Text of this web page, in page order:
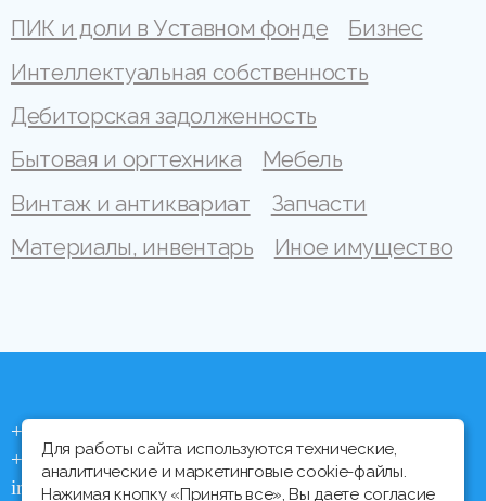
ПИК и доли в Уставном фонде
Бизнес
Интеллектуальная собственность
Дебиторская задолженность
Бытовая и оргтехника
Мебель
Винтаж и антиквариат
Запчасти
Материалы, инвентарь
Иное имущество
+375 (44) 704 92 06
+375 (17) 373 21 33
info@ipmtorgi.by
Для работы сайта используются технические,
аналитические и маркетинговые cookie-файлы.
Нажимая кнопку «Принять все», Вы даете согласие